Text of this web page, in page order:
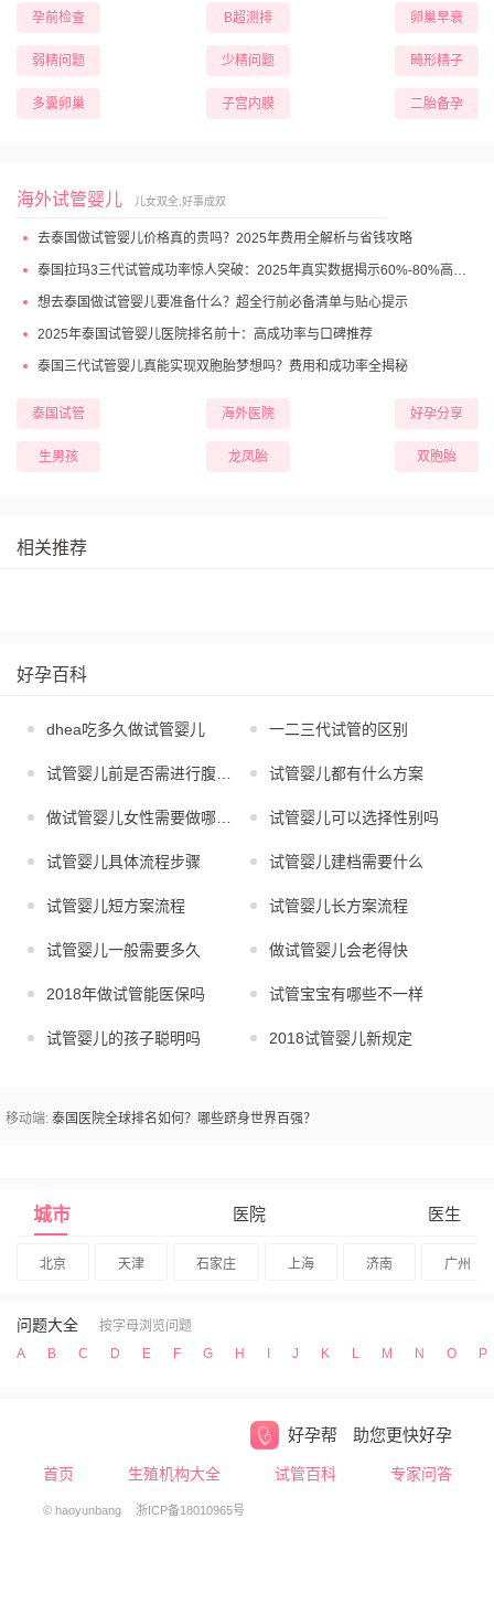
孕前检查 B超测排 卵巢早衰
弱精问题 少精问题 畸形精子
多囊卵巢 子宫内膜 二胎备孕
海外试管婴儿 儿女双全,好事成双
去泰国做试管婴儿价格真的贵吗？2025年费用全解析与省钱攻略
泰国拉玛3三代试管成功率惊人突破：2025年真实数据揭示60%-80%高成功妊娠率
想去泰国做试管婴儿要准备什么？超全行前必备清单与贴心提示
2025年泰国试管婴儿医院排名前十：高成功率与口碑推荐
泰国三代试管婴儿真能实现双胞胎梦想吗？费用和成功率全揭秘
泰国试管 海外医院 好孕分享
生男孩 龙凤胎 双胞胎
相关推荐
好孕百科
dhea吃多久做试管婴儿 一二三代试管的区别
试管婴儿都有什么方案
试管婴儿可以选择性别吗
试管婴儿具体流程步骤 试管婴儿建档需要什么
试管婴儿短方案流程 试管婴儿长方案流程
试管婴儿一般需要多久 做试管婴儿会老得快
2018年做试管能医保吗 试管宝宝有哪些不一样
试管婴儿的孩子聪明吗 2018试管婴儿新规定
移动端: 泰国医院全球排名如何？哪些跻身世界百强？
城市 医院 医生
北京 天津 石家庄 上海 济南 广州
问题大全
按字母浏览问题
A
B C D E F G H I J K L M N O P
好孕帮 助您更快好孕
首页 生殖机构大全 试管百科 专家问答
© haoyunbang 浙ICP备18010965号